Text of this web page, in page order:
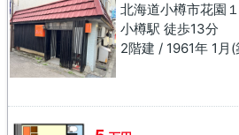
北海道小樽市花園
小樽駅 徒歩13分
2階建 / 1961年 1月